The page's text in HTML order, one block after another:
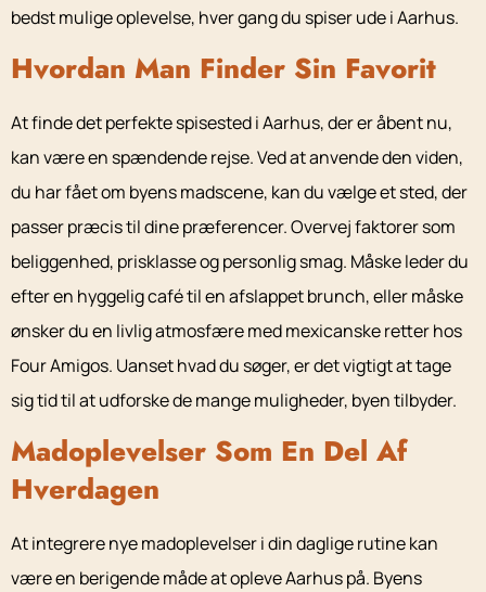
bedst mulige oplevelse, hver gang du spiser ude i Aarhus.
Hvordan Man Finder Sin Favorit
At finde det perfekte spisested i Aarhus, der er åbent nu,
kan være en spændende rejse. Ved at anvende den viden,
du har fået om byens madscene, kan du vælge et sted, der
passer præcis til dine præferencer. Overvej faktorer som
beliggenhed, prisklasse og personlig smag. Måske leder du
efter en hyggelig café til en afslappet brunch, eller måske
ønsker du en livlig atmosfære med mexicanske retter hos
Four Amigos. Uanset hvad du søger, er det vigtigt at tage
sig tid til at udforske de mange muligheder, byen tilbyder.
Madoplevelser Som En Del Af
Hverdagen
At integrere nye madoplevelser i din daglige rutine kan
være en berigende måde at opleve Aarhus på. Byens